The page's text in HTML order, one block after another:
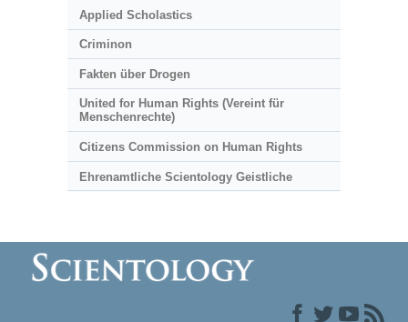
Applied Scholastics
Criminon
Fakten über Drogen
United for Human Rights (Vereint für
Menschenrechte)
Citizens Commission on Human Rights
Ehrenamtliche Scientology Geistliche